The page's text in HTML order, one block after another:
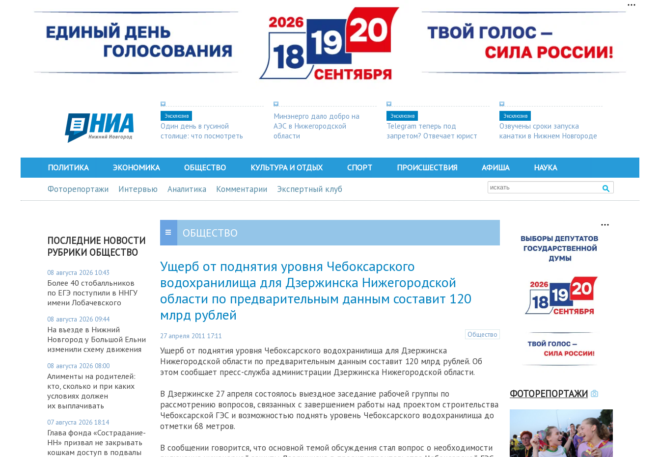
Эксклюзив
Один день в гусиной
столице: что посмотреть
Минэнерго дало добро на
АЭС в Нижегородской
области
Эксклюзив
Telegram теперь под
запретом? Отвечает юрист
Эксклюзив
Озвучены сроки запуска
канатки в Нижнем Новгороде
ПОЛИТИКА ЭКОНОМИКА ОБЩЕСТВО КУЛЬТУРА И ОТДЫХ СПОРТ ПРОИСШЕСТВИЯ АФИША НАУКА
Фоторепортажи Интервью Аналитика Комментарии Экспертный клуб
ПОСЛЕДНИЕ НОВОСТИ
РУБРИКИ ОБЩЕСТВО
08 августа 2026 10:43
Более 40 стобалльников
по ЕГЭ поступили в ННГУ
имени Лобачевского
08 августа 2026 09:44
На въезде в Нижний
Новгород у Большой Ельни
изменили схему движения
08 августа 2026 08:00
Алименты на родителей:
кто, сколько и при каких
условиях должен
их выплачивать
07 августа 2026 18:14
Глава фонда «Сострадание-
НН» призвал не закрывать
кошкам доступ в подвалы
ОБЩЕСТВО
Ущерб от поднятия уровня Чебоксарского
водохранилища для Дзержинска Нижегородской
области по предварительным данным составит 120
млрд рублей
27 апреля 2011 17:11 Общество
Ущерб от поднятия уровня Чебоксарского водохранилища для Дзержинска
Нижегородской области по предварительным данным составит 120 млрд рублей. Об
этом сообщает пресс-служба администрации Дзержинска Нижегородской области.
В Дзержинске 27 апреля состоялось выездное заседание рабочей группы по
рассмотрению вопросов, связанных с завершением работы над проектом строительства
Чебоксарской ГЭС и возможностью поднять уровень Чебоксарского водохранилища до
отметки 68 метров.
В сообщении говорится, что основной темой обсуждения стал вопрос о необходимости
ФОТОРЕПОРТАЖИ